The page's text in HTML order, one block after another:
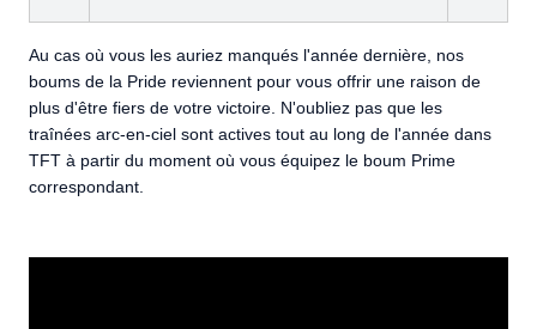
Au cas où vous les auriez manqués l'année dernière, nos
boums de la Pride reviennent pour vous offrir une raison de
plus d'être fiers de votre victoire. N'oubliez pas que les
traînées arc-en-ciel sont actives tout au long de l'année dans
TFT à partir du moment où vous équipez le boum Prime
correspondant.